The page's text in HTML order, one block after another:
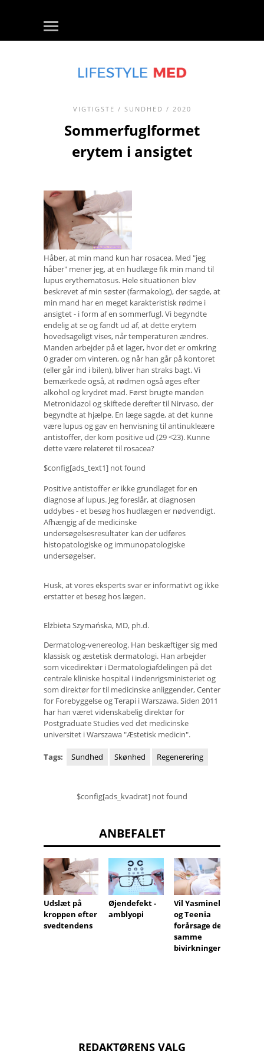
VIGTIGSTE / SUNDHED / 2020
Sommerfuglformet
erytem i ansigtet
Håber, at min mand kun har rosacea. Med "jeg
håber" mener jeg, at en hudlæge fik min mand til
lupus erythematosus. Hele situationen blev
beskrevet af min søster (farmakolog), der sagde, at
min mand har en meget karakteristisk rødme i
ansigtet - i form af en sommerfugl. Vi begyndte
endelig at se og fandt ud af, at dette erytem
hovedsageligt vises, når temperaturen ændres.
Manden arbejder på et lager, hvor det er omkring
0 grader om vinteren, og når han går på kontoret
(eller går ind i bilen), bliver han straks bagt. Vi
bemærkede også, at rødmen også øges efter
alkohol og krydret mad. Først brugte manden
Metronidazol og skiftede derefter til Nirvaso, der
begyndte at hjælpe. En læge sagde, at det kunne
være lupus og gav en henvisning til antinukleære
antistoffer, der kom positive ud (29 <23). Kunne
dette være relateret til rosacea?
$config[ads_text1] not found
Positive antistoffer er ikke grundlaget for en
diagnose af lupus. Jeg foreslår, at diagnosen
uddybes - et besøg hos hudlægen er nødvendigt.
Afhængig af de medicinske
undersøgelsesresultater kan der udføres
histopatologiske og immunopatologiske
undersøgelser.
Husk, at vores eksperts svar er informativt og ikke
erstatter et besøg hos lægen.
Elżbieta Szymańska, MD, ph.d.
Dermatolog-venereolog. Han beskæftiger sig med
klassisk og æstetisk dermatologi. Han arbejder
som vicedirektør i Dermatologiafdelingen på det
centrale kliniske hospital i indenrigsministeriet og
som direktør for til medicinske anliggender, Center
for Forebyggelse og Terapi i Warszawa. Siden 2011
har han været videnskabelig direktør for
Postgraduate Studies ved det medicinske
universitet i Warszawa "Æstetisk medicin".
Tags: Sundhed Skønhed Regenerering
$config[ads_kvadrat] not found
ANBEFALET
Udslæt på
kroppen efter
svedtendens
Øjendefekt -
amblyopi
Vil Yasminelle
og Teenia
forårsage de
samme
bivirkninger?
REDAKTØRENS VALG